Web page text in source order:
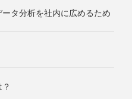
タ分析を社内に広めるため